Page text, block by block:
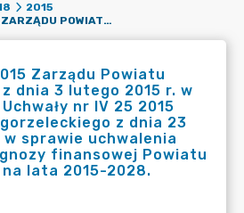
2015
UCHWAŁA NR 13 2015 ZARZĄDU POWIATU ZGORZELECKIEGO Z DNIA 3 LUTEGO 2015 R. W SPRAWIE ZMIANY UCHWAŁY NR IV 25 2015 RADY POWIATU ZGORZELECKIEGO Z DNIA 23 STYCZNIA 2015 R. W SPRAWIE UCHWALENIA WIELOLETNIEJ PROGNOZY FINANSOWEJ POWIATU ZGORZELECKIEGO NA LATA 2015-2028.
Zarządu Powiatu
dnia 3 lutego 2015 r. w
nr IV 25 2015
z dnia 23
sprawie uchwalenia
finansowej Powiatu
lata 2015-2028.